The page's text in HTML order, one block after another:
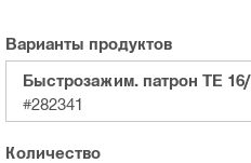
Варианты продуктов
Быстрозажим. патрон TE
#282341
Количество